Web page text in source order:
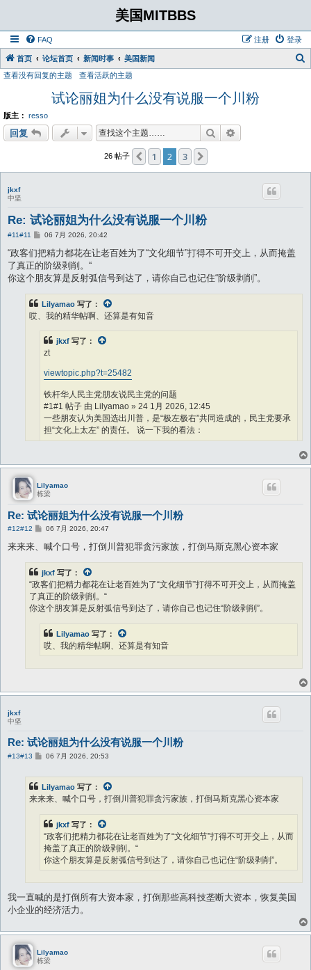
美国MITBBS
FAQ 登录
注册
首页 论坛首页 新闻时事 美国新闻
查看没有回复的主题 查看活跃的主题
试论丽姐为什么没有说服一个川粉
版主： resso
回复 搜索
26 帖子 上一页
1 2 3
jkxf
中坚
Re: 试论丽姐为什么没有说服一个川粉
#11#11
帖
06 7月 2026, 20:42
“政客们把精力都花在让老百姓为了“文化细节”打得不可开交上，从而掩盖
了真正的阶级剥削。“
你这个朋友算是反射弧信号到达了，请你自己也记住“阶级剥削”。
Lilyamao 写了：
哎、我的精华帖啊、还算是有知音
jkxf 写了：
zt
viewtopic.php?t=25482
铁杆华人民主党朋友说民主党的问题
#1#1 帖子 由 Lilyamao » 24 1月 2026, 12:45
一些朋友认为美国选出川普，是“极左极右”共同造成的，民主党要承
担“文化上太左” 的责任。 说一下我的看法：
同引起的矛盾。比如说，非法移民问题，这是24年红移的一个重要
期误读拉美裔，以为拉美裔一定支持民主党，但是德州拉美裔真的痛
恨非法移民，边境巡逻队往往就是拉美裔组成。因为拉美裔的非法移
民绝大多数是从德州入境的，蛇头招募青少年司机偷运非法移民，超
载车辆高速公路追逃，翻车，撞死当地居民，这种事情时有发生，治
安被搅和得一塌糊涂。 偷渡的拉美裔之后进入其他蓝州，会尽量遵
纪守法养家糊口，但是在德州处于奔逃状态，德州边境镇受到的冲击
但是绝大多数矛盾，或者说根本矛盾，是分配出了问题，甚至早于分
配阶段，跟民生紧密相关的政策都无原则向富豪倾斜。美国政治被富
豪全面接管的分水岭是2010年的高院判例citizen vs United，判决富
豪事实上拥有了可以向候选人无限捐款的能力。 选战需要烧钱，现
钱选出来的呢？钱在哪里，爱在哪里。所以两党轮流坐庄，但是控枪
问题也好，医保问题也好，虽然主流民意都支持控枪，支持全民医
医疗费用已经逆天了，还有deductible 和out of pocket max 等着
了吧。美国以外的人能想象吗？ 学生贷款利率，从一毕业就开始利
制度性剥削, 美国普通人的真正敌人到底是谁？
然后因为分配失灵，文化战争成了廉价替代品。 政客们把精力都花
剥削。
所以在选民看来，民主党很虚伪。号称工人阶级的政党，立足民生的
到解决。 如果他们喜欢右，共和党右得根正苗红，为什么要选你
呢？ 这种时候，川普这类人出来一挑拨，你们的困境，是移民抢了
你们的工作，是移民吃了你们的福利，民主党要让你的孩子变性……
任。 但是民主党的问题不是文化上太左，而是经济上太右。 美国最
大的困境是金元政治，美国的根本矛盾，是被挑拨成种族矛盾的阶级
矛盾。
Lilyamao
栋梁
Re: 试论丽姐为什么没有说服一个川粉
#12#12
帖
06 7月 2026, 20:47
来来来、喊个口号，打倒川普犯罪贪污家族，打倒马斯克黑心资本家
jkxf 写了：
“政客们把精力都花在让老百姓为了“文化细节”打得不可开交上，从而掩盖
了真正的阶级剥削。“
你这个朋友算是反射弧信号到达了，请你自己也记住“阶级剥削”。
Lilyamao 写了：
哎、我的精华帖啊、还算是有知音
jkxf
中坚
Re: 试论丽姐为什么没有说服一个川粉
#13#13
帖
06 7月 2026, 20:53
Lilyamao 写了：
来来来、喊个口号，打倒川普犯罪贪污家族，打倒马斯克黑心资本家
jkxf 写了：
“政客们把精力都花在让老百姓为了“文化细节”打得不可开交上，从而
掩盖了真正的阶级剥削。“
你这个朋友算是反射弧信号到达了，请你自己也记住“阶级剥削”。
我一直喊的是打倒所有大资本家，打倒那些高科技垄断大资本，恢复美国
小企业的经济活力。
Lilyamao
栋梁